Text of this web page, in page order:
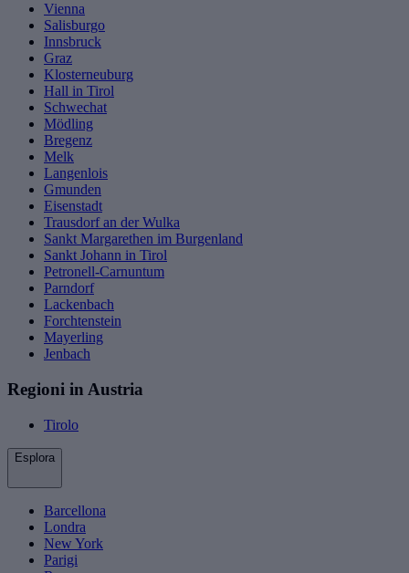
Vienna
Salisburgo
Innsbruck
Graz
Klosterneuburg
Hall in Tirol
Schwechat
Mödling
Bregenz
Melk
Langenlois
Gmunden
Eisenstadt
Trausdorf an der Wulka
Sankt Margarethen im Burgenland
Sankt Johann in Tirol
Petronell-Carnuntum
Parndorf
Lackenbach
Forchtenstein
Mayerling
Jenbach
Regioni in Austria
Tirolo
Esplora
Barcellona
Londra
New York
Parigi